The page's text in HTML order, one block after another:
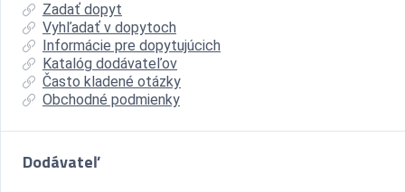
Zadať dopyt
Vyhľadať v dopytoch
Informácie pre dopytujúcich
Katalóg dodávateľov
Často kladené otázky
Obchodné podmienky
Dodávateľ